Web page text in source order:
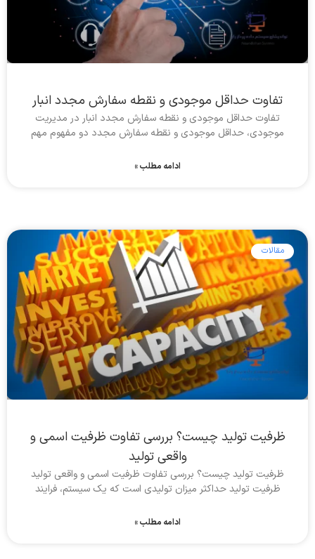
تفاوت حداقل موجودی و نقطه سفارش مجدد انبار
تفاوت حداقل موجودی و نقطه سفارش مجدد انبار در مدیریت
موجودی، حداقل موجودی و نقطه سفارش مجدد دو مفهوم مهم
ادامه مطلب »
مقالات
ظرفیت تولید چیست؟ بررسی تفاوت ظرفیت اسمی و
واقعی تولید
ظرفیت تولید چیست؟ بررسی تفاوت ظرفیت اسمی و واقعی تولید
ظرفیت تولید حداکثر میزان تولیدی است که یک سیستم، فرایند
ادامه مطلب »